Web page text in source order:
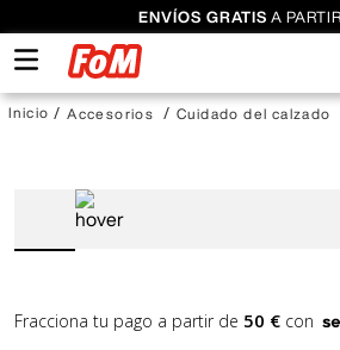
ENVÍOS GRATIS A
Accesorios Cuidado del calzado
Fracciona tu pago a partir de 50 € con